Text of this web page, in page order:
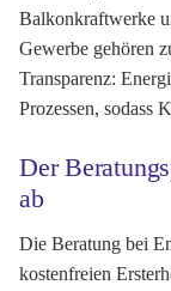
Balkonkraftwerke
Gewerbe gehören
Transparenz:
Prozessen, sodass
Der
ab
Die Beratung bei
kostenfreien